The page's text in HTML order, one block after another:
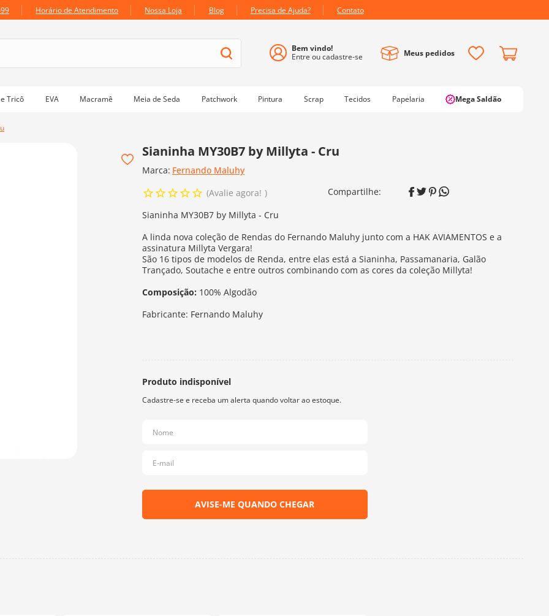
Horário de Atendimento Nossa Loja Blog Precisa de Ajuda? Contato
Meus pedidos
Tricô EVA Macramê Meia de Seda Patchwork Pintura Scrap Tecidos Papelaria Mega Saldão
Sianinha MY30B7 by Millyta - Cru
Marca: Fernando Maluhy
Avalie agora!
Sianinha MY30B7 by Millyta - Cru
A linda nova coleção de Rendas do Fernando Maluhy junto com a HAK AVIAMENTOS e a
assinatura Millyta Vergara!
São 16 tipos de modelos de Renda, entre elas está a Sianinha, Passamanaria, Galão
Trançado, Soutache e entre outros combinando com as cores da coleção Millyta!
Composição: 100% Algodão
Fabricante: Fernando Maluhy